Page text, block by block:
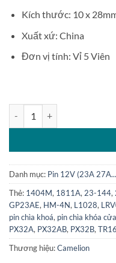
Kích thước: 10 x
Xuất xứ: China
Đơn vị tính: Vỉ 5 Viên
Danh mục: Pin 12V (23A
Thẻ: 1404M, 1811A, 23-144,
GP23AE, HM-4N, L1028,
pin chìa khoá, pin chìa khóa
PX32A, PX32AB, PX32B,
Thương hiệu:Camelion